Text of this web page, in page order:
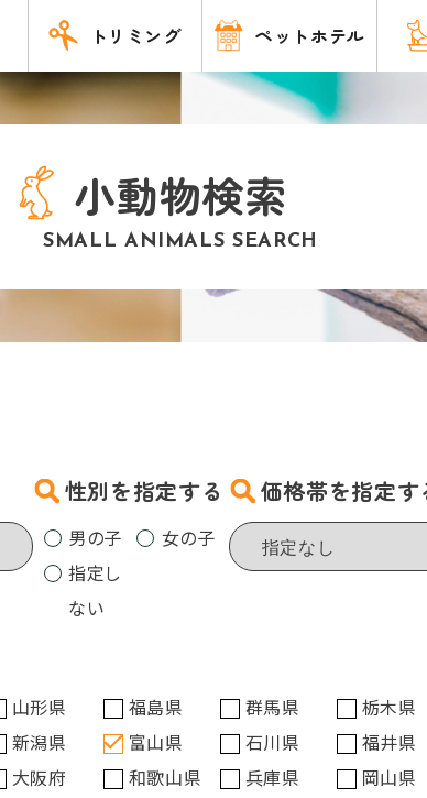
トリミング ペットホテル
小動物検索
SMALL ANIMALS SEARCH
性別を指定する
男の子
女の子
指定し
ない
価格帯を指定す
山形県 福島県 群馬県
栃木県
新潟県 富山県 石川県
福井県
大阪府 和歌山県 兵庫県
岡山県